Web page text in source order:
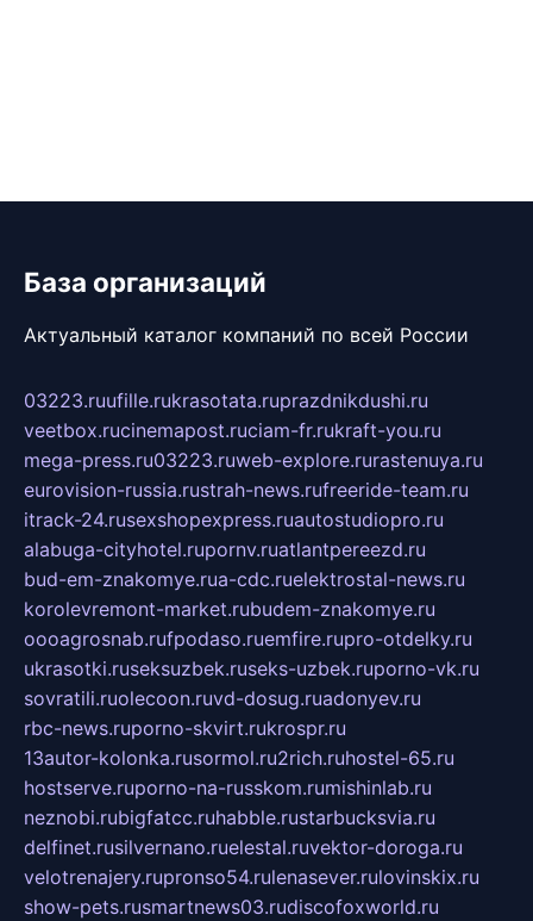
База организаций
Актуальный каталог компаний по всей России
03223.ruufille.rukrasotata.ruprazdnikdushi.ru
veetbox.rucinemapost.ruciam-fr.rukraft-you.ru
mega-press.ru03223.ruweb-explore.rurastenuya.ru
eurovision-russia.rustrah-news.rufreeride-team.ru
itrack-24.rusexshopexpress.ruautostudiopro.ru
alabuga-cityhotel.rupornv.ruatlantpereezd.ru
bud-em-znakomye.rua-cdc.ruelektrostal-news.ru
korolevremont-market.rubudem-znakomye.ru
oooagrosnab.rufpodaso.ruemfire.rupro-otdelky.ru
ukrasotki.ruseksuzbek.ruseks-uzbek.ruporno-vk.ru
sovratili.ruolecoon.ruvd-dosug.ruadonyev.ru
rbc-news.ruporno-skvirt.rukrospr.ru
13autor-kolonka.rusormol.ru2rich.ruhostel-65.ru
hostserve.ruporno-na-russkom.rumishinlab.ru
neznobi.rubigfatcc.ruhabble.rustarbucksvia.ru
delfinet.rusilvernano.ruelestal.ruvektor-doroga.ru
velotrenajery.rupronso54.rulenasever.rulovinskix.ru
show-pets.rusmartnews03.rudiscofoxworld.ru